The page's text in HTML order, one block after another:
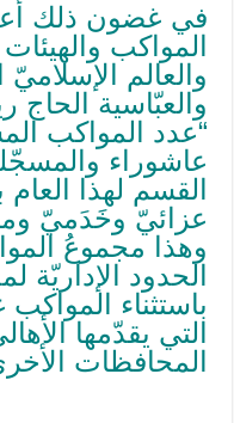
في غضون ذلك
المواكب
والعالم الإسلاميّ
والعبّاسية
“عدد المواكب
عاشوراء
عزائيّ وخَدَميّ
وهذا مجموعُ
الحدود الإداريّة
باستثناء
التي يقدّمها
المحافظات